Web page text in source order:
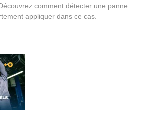
comment détecter une panne
appliquer dans ce cas.